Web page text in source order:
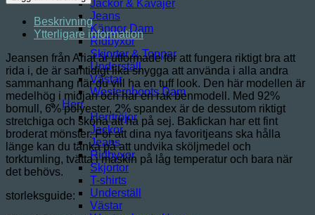
Jackor & Kavajer
Jeans
Kängor Dam
Ridbyxor
Skjortor & Toppar
Underställ
Västar
Westernboots Dam
Herr
Herrtröjor
Jackor
Jeans
Ridbyxor
Skjortor
T-shirts
Underställ
Västar
Rise
Stretch
Icon
Stackable
Straight
Leg
mängd
Beskrivning
Ytterligare information
Jeansen från Ariat är utformade för att fungera riktigt bra att
rida i, de är samtidigt lika snygga att använda i alla andra
sammanhang när du vill ha en tuff look. Den här modellen är
medelhög i midjan och har en rak benmodell. Med 92%
bomull, 6% polyester, 2% spandex är de dessutom riktigt
stretchiga och sköna att ha på sej. Bakfickan har ett fint
broderat mönster. För att dina nya favoritjeans ska hålla
länge kan du tänka på att undvika sköljmedel och
torktumling, tvätta i maskin på låg temperatur och bara när
det behövs.
storleksguide: